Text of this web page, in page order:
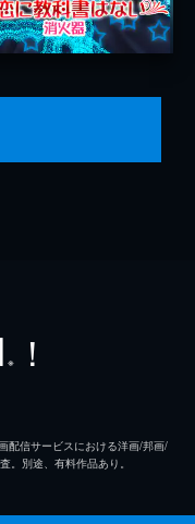
※ ！
配信サービスにおける洋画/邦画/
。別途、有料作品あり。